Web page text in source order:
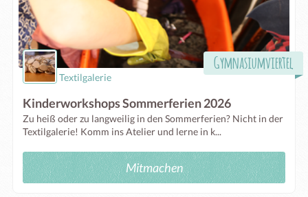
Gymnasiumviertel
Textilgalerie
Kinderworkshops Sommerferien 2026
Zu heiß oder zu langweilig in den Sommerferien? Nicht in der
Textilgalerie! Komm ins Atelier und lerne in k...
Mitmachen